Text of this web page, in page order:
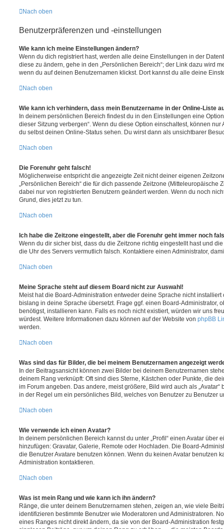
Nach oben
Benutzerpräferenzen und -einstellungen
Wie kann ich meine Einstellungen ändern?
Wenn du dich registriert hast, werden alle deine Einstellungen in der
diese zu ändern, gehe in den „Persönlichen Bereich“; der Link dazu wird
wenn du auf deinen Benutzernamen klickst. Dort kannst du alle deine
Nach oben
Wie kann ich verhindern, dass mein Benutzername in der Online-Liste
In deinem persönlichen Bereich findest du in den Einstellungen eine
dieser Sitzung verbergen“. Wenn du diese Option einschaltest, können
du selbst deinen Online-Status sehen. Du wirst dann als unsichtbarer
Nach oben
Die Forenuhr geht falsch!
Möglicherweise entspricht die angezeigte Zeit nicht deiner eigenen
„Persönlichen Bereich“ die für dich passende Zeitzone (Mitteleuropäische
dabei nur von registrierten Benutzern geändert werden. Wenn du noch
Grund, dies jetzt zu tun.
Nach oben
Ich habe die Zeitzone eingestellt, aber die Forenuhr geht immer noch
Wenn du dir sicher bist, dass du die Zeitzone richtig eingestellt hast und
die Uhr des Servers vermutlich falsch. Kontaktiere einen Administrator,
Nach oben
Meine Sprache steht auf diesem Board nicht zur Auswahl!
Meist hat die Board-Administration entweder deine Sprache nicht
bislang in deine Sprache übersetzt. Frage ggf. einen Board-Administrator,
benötigst, installieren kann. Falls es noch nicht existiert, würden wir uns
würdest. Weitere Informationen dazu können auf der Website von phpBB
werden.
Nach oben
Was sind das für Bilder, die bei meinem Benutzernamen angezeigt
In der Beitragsansicht können zwei Bilder bei deinem Benutzernamen
deinem Rang verknüpft: Oft sind dies Sterne, Kästchen oder Punkte, die
im Forum angeben. Das andere, meist größere, Bild wird auch als
in der Regel um ein persönliches Bild, welches von Benutzer zu Benutzer
Nach oben
Wie verwende ich einen Avatar?
In deinem persönlichen Bereich kannst du unter „Profil“ einen Avatar über
hinzufügen: Gravatar, Galerie, Remote oder Hochladen. Die Board-
die Benutzer Avatare benutzen können. Wenn du keinen Avatar benutzen
Administration kontaktieren.
Nach oben
Was ist mein Rang und wie kann ich ihn ändern?
Ränge, die unter deinem Benutzernamen stehen, zeigen an, wie viele
identifizieren bestimmte Benutzer wie Moderatoren und Administratoren.
eines Ranges nicht direkt ändern, da sie von der Board-Administration